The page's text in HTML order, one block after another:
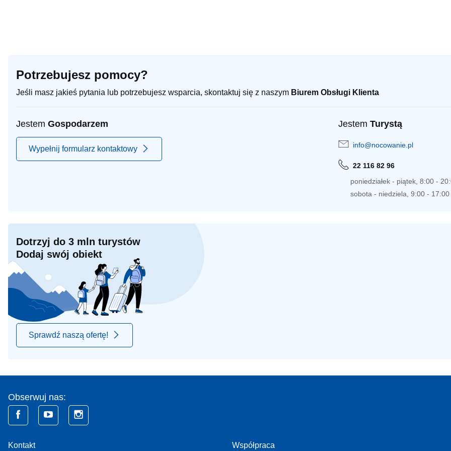
Potrzebujesz pomocy?
Jeśli masz jakieś pytania lub potrzebujesz wsparcia, skontaktuj się z naszym Biurem Obsługi Klienta
Jestem Gospodarzem
Wypełnij formularz kontaktowy
Jestem Turystą
info@nocowanie.pl
22 116 82 96
poniedziałek - piątek, 8:00 -
sobota - niedziela, 9:00 - 17:00
Dotrzyj do 3 mln turystów
Dodaj swój obiekt
Sprawdź naszą ofertę!
Obserwuj nas:
Kontakt Współpraca